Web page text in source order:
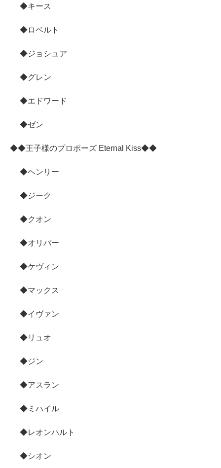
◆キース
◆ロベルト
◆ジョシュア
◆グレン
◆エドワード
◆ゼン
◆◆王子様のプロポーズ Eternal Kiss◆◆
◆ヘンリー
◆ジーク
◆クオン
◆オリバー
◆ケヴィン
◆マックス
◆イヴァン
◆リュオ
◆ジン
◆アスラン
◆ミハイル
◆レオンハルト
◆シオン